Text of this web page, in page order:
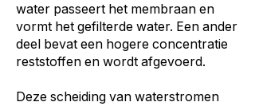
water passeert het membraan en
vormt het gefilterde water. Een ander
deel bevat een hogere concentratie
reststoffen en wordt afgevoerd.
Deze scheiding van waterstromen